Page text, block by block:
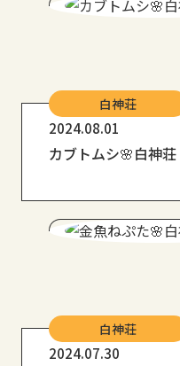
白神荘
2024.08.01
カブトムシ🌸白神荘
白神荘
2024.07.30